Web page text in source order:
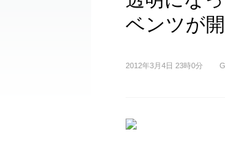
ベンツが
2012年3月4日 23時0分